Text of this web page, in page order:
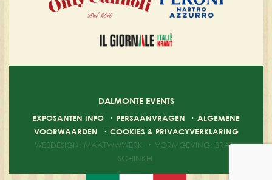
DALMONTE EVENTS
EXPOSANTEN INFO · PERSAANVRAGEN · ALGEMENE
VOORWAARDEN · COOKIES & PRIVACYVERKLARING
WEBDESIGN: MAATWWWERK
· VORMGEVING: BRAM
SCHINKEL